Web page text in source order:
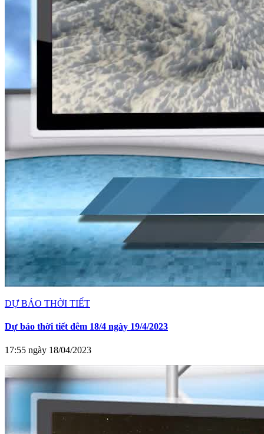
DỰ BÁO THỜI TIẾT
Dự báo thời tiết đêm 18/4 ngày 19/4/2023
17:55 ngày 18/04/2023